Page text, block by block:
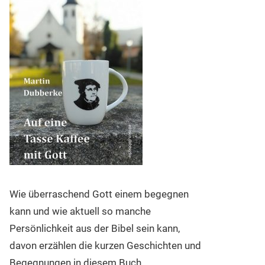
Wie überraschend Gott einem begegnen
kann und wie aktuell so manche
Persönlichkeit aus der Bibel sein kann,
davon erzählen die kurzen Geschichten und
Begegnungen in diesem Buch.